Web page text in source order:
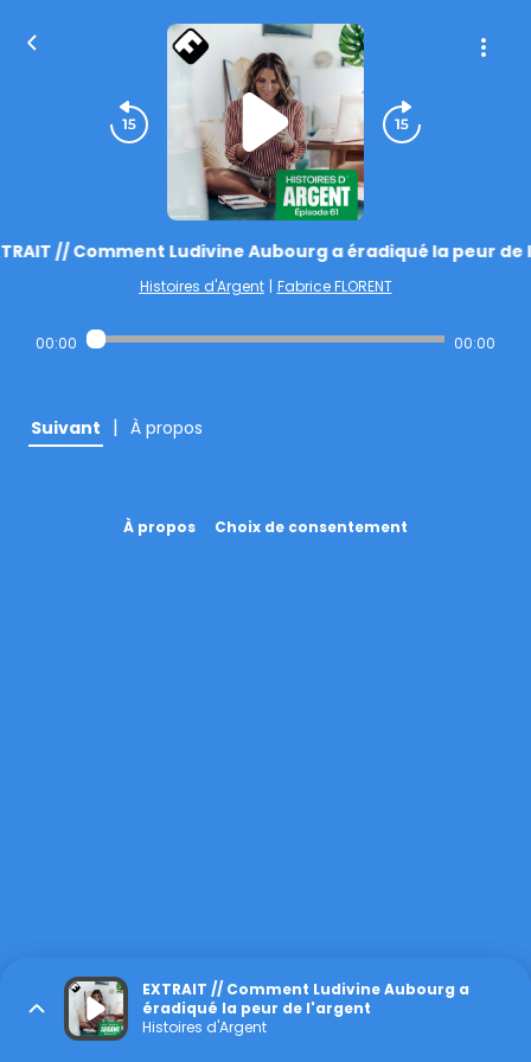
// Comment Ludivine Aubourg a éradiqué la peur
Histoires d'Argent | Fabrice FLORENT
00:00 00:00
Suivant | À propos
À propos Choix de consentement
EXTRAIT // Comment Ludivine Aubourg a
éradiqué la peur de l'argent
Histoires d'Argent